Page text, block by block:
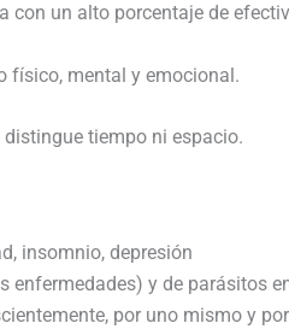
con un alto porcentaje de
físico, mental y emocional.
tiempo ni espacio.
insomnio, depresión
y de parásitos
por uno mismo y